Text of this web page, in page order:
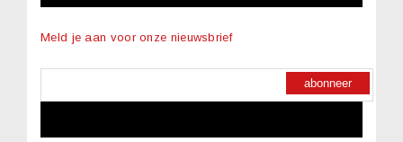
Meld je aan voor onze nieuwsbrief
abonneer